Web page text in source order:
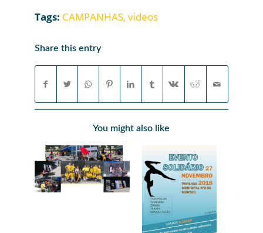
Tags: CAMPANHAS, videos
Share this entry
You might also like